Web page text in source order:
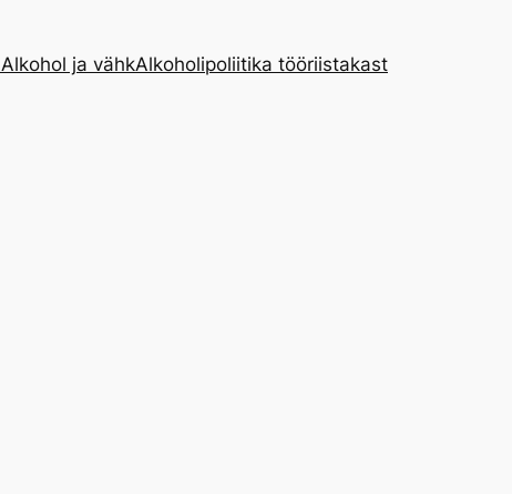
Alkohol ja vähkAlkoholipoliitika tööriistakast